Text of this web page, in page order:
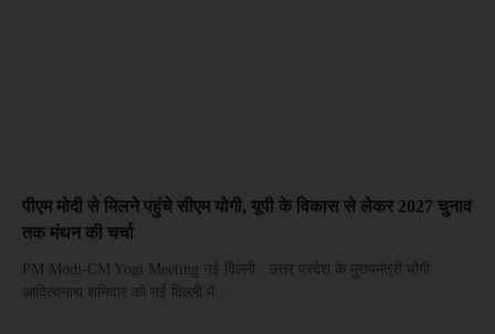
पीएम मोदी से मिलने पहुंचे सीएम योगी, यूपी के विकास से लेकर 2027 चुनाव
तक मंथन की चर्चा
PM Modi-CM Yogi Meeting नई दिल्ली : उत्तर प्रदेश के मुख्यमंत्री योगी
आदित्यनाथ शनिवार को नई दिल्ली में...